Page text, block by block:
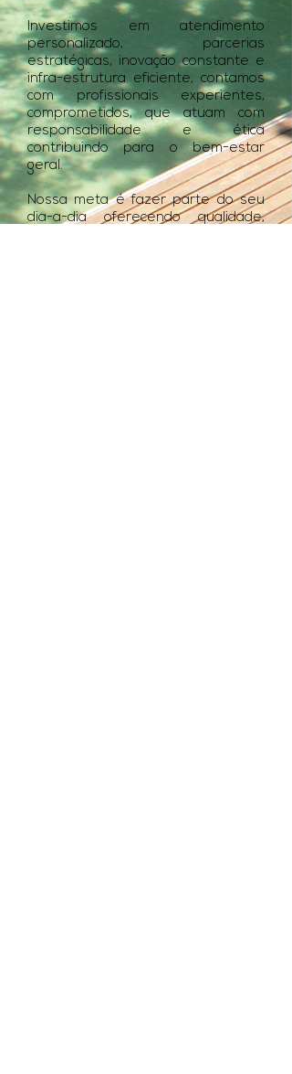
Investimos em atendimento
personalizado, parcerias
estratégicas, inovação constante e
infra-estrutura eficiente, contamos
com profissionais experientes,
comprometidos, que atuam com
responsabilidade e ética
contribuindo para o bem-estar
geral.
Nossa meta é fazer parte do seu
dia-a-dia oferecendo qualidade,